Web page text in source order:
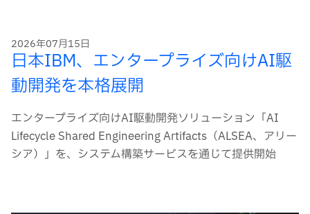
2026年07月15日
日本IBM、エンタープライズ向けAI駆
動開発を本格展開
エンタープライズ向けAI駆動開発ソリューション「AI
Lifecycle Shared Engineering Artifacts（ALSEA、アリー
シア）」を、システム構築サービスを通じて提供開始